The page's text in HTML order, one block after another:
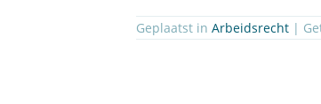
Geplaatst inArbeidsrecht |